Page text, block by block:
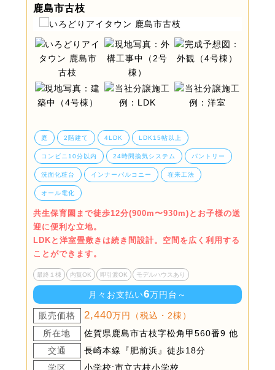
鹿島市古枝
庭 2階建て 4LDK LDK15帖以上
コンビニ10分以内 24時間換気システム パントリー
洗面化粧台 インナーバルコニー 在来工法
オール電化
共生保育園まで徒歩12分(900m〜930m)とお子様の送
迎に便利な立地。
LDKと洋室畳敷きは続き間設計。空間を広く利用する
ことができます。
最終１棟 内覧OK 即引渡OK モデルハウスあり
月々お支払い6万円台～
販売価格 2,440万円（税込・2棟）
所在地
佐賀県鹿島市古枝字松角甲560番9 他
交通
長崎本線『肥前浜』徒歩18分
学区
小学校:市立古枝小学校